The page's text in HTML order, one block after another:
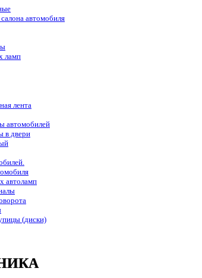
автомобиля
ламп
лента
автомобилей
в двери
автоламп
(диски)